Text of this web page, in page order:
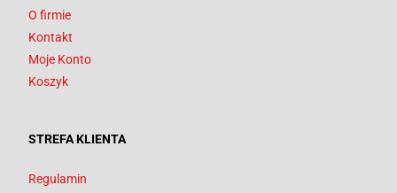
O firmie
Kontakt
Moje Konto
Koszyk
STREFA KLIENTA
Regulamin